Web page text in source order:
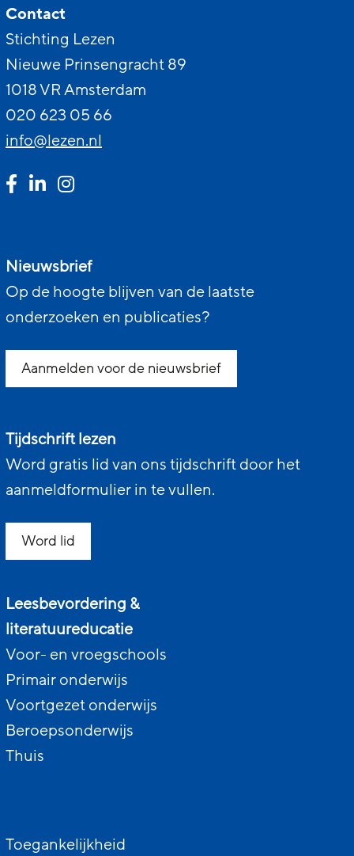
Contact
Stichting Lezen
Nieuwe Prinsengracht 89
1018 VR Amsterdam
020 623 05 66
info@lezen.nl
Nieuwsbrief
Op de hoogte blijven van de laatste
onderzoeken en publicaties?
Aanmelden voor de nieuwsbrief
Tijdschrift lezen
Word gratis lid van ons tijdschrift door het
aanmeldformulier in te vullen.
Word lid
Leesbevordering &
literatuureducatie
Voor- en vroegschools
Primair onderwijs
Voortgezet onderwijs
Beroepsonderwijs
Thuis
Toegankelijkheid